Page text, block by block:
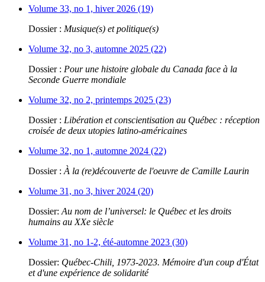
Volume 33, no 1, hiver 2026 (19)
Dossier : Musique(s) et politique(s)
Volume 32, no 3, automne 2025 (22)
Dossier : Pour une histoire globale du Canada face à la
Seconde Guerre mondiale
Volume 32, no 2, printemps 2025 (23)
Dossier : Libération et conscientisation au Québec : réception
croisée de deux utopies latino-américaines
Volume 32, no 1, automne 2024 (22)
Dossier : À la (re)découverte de l'oeuvre de Camille Laurin
Volume 31, no 3, hiver 2024 (20)
Dossier: Au nom de l’universel: le Québec et les droits
humains au XXe siècle
Volume 31, no 1-2, été-automne 2023 (30)
Dossier: Québec-Chili, 1973-2023. Mémoire d'un coup d'État
et d'une expérience de solidarité